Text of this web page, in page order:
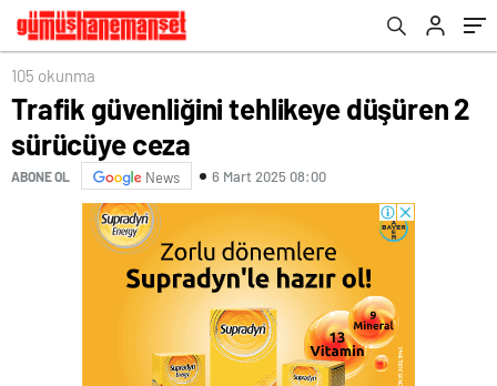
105 okunma
Trafik güvenliğini tehlikeye düşüren 2
sürücüye ceza
ABONE OL News 6 Mart 2025 08:00